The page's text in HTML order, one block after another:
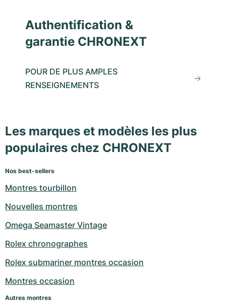
Authentification &
garantie CHRONEXT
POUR DE PLUS AMPLES
RENSEIGNEMENTS
Les marques et modèles les plus
populaires chez CHRONEXT
Nos best-sellers
Montres tourbillon
Nouvelles montres
Omega Seamaster Vintage
Rolex chronographes
Rolex submariner montres occasion
Montres occasion
Autres montres